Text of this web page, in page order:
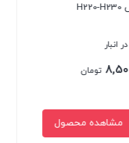
12,500,000
مشاهده محصول